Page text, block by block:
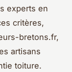
experts en
critères,
bretons.fr,
artisans
toiture.